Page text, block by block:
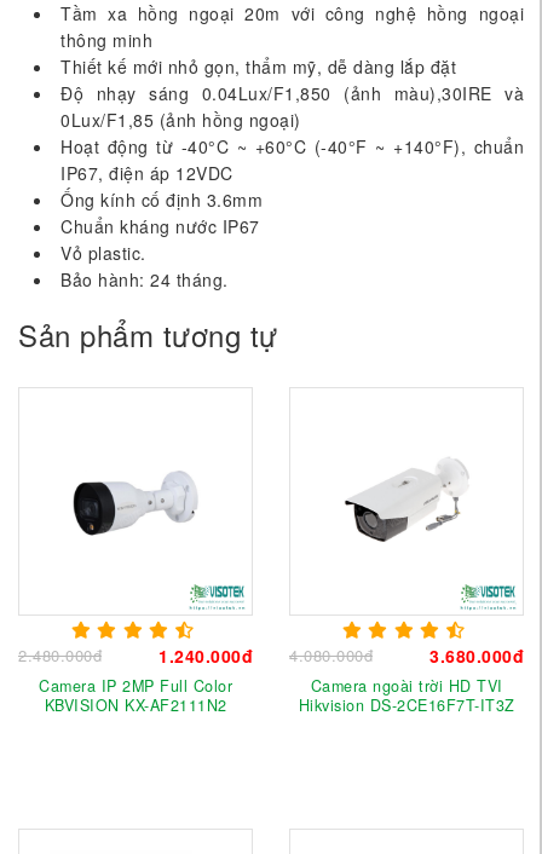
Tầm xa hồng ngoại 20m với công nghệ hồng ngoại
thông minh
Thiết kế mới nhỏ gọn, thẩm mỹ, dễ dàng lắp đặt
Độ nhạy sáng 0.04Lux/F1,850 (ảnh màu),30IRE và
0Lux/F1,85 (ảnh hồng ngoại)
Hoạt động từ -40°C ~ +60°C (-40°F ~ +140°F), chuẩn
IP67, điện áp 12VDC
Ống kính cố định 3.6mm
Chuẩn kháng nước IP67
Vỏ plastic.
Bảo hành: 24 tháng.
Sản phẩm tương tự
2.480.000đ 1.240.000đ
Camera IP 2MP Full Color
KBVISION KX-AF2111N2
4.080.000đ 3.680.000đ
Camera ngoài trời HD TVI
Hikvision DS-2CE16F7T-IT3Z